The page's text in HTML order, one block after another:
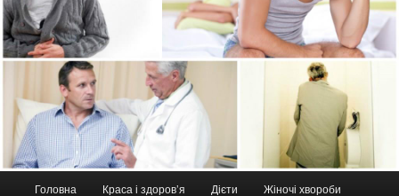
Головна Краса і здоров’я Дієти Жіночі хвороби